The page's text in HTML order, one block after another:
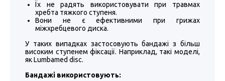
Їх не радять використовувати при травмах
хребта тяжкого ступеня.
Вони не є ефективними при грижах
міжхребцевого диска.
У таких випадках застосовують бандажі з більш
високим ступенем фіксації. Наприклад, такі моделі,
як Lumbamed disc.
Бандажі використовують: